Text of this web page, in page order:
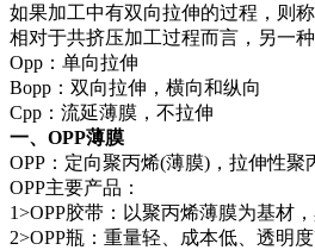
如果加工中有双向拉伸的过程，则称
相对于共挤压加工过程而言，另一种
Opp：单向拉伸
Bopp：双向拉伸，横向和纵向
Cpp：流延薄膜，不拉伸
一、OPP薄膜
OPP：定向聚丙烯(薄膜)，拉伸性聚
OPP主要产品：
1>OPP胶带：以聚丙烯薄膜为基材
2>OPP瓶：重量轻、成本低、透明